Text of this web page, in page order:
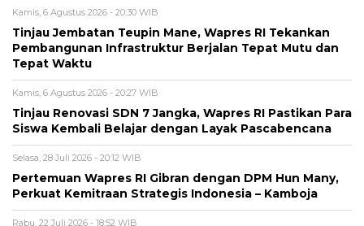
Kamis, 6 Agustus 2026 - 20:30 WIB
Tinjau Jembatan Teupin Mane, Wapres RI Tekankan
Pembangunan Infrastruktur Berjalan Tepat Mutu dan
Tepat Waktu
Kamis, 6 Agustus 2026 - 20:27 WIB
Tinjau Renovasi SDN 7 Jangka, Wapres RI Pastikan Para
Siswa Kembali Belajar dengan Layak Pascabencana
Selasa, 28 Juli 2026 - 20:12 WIB
Pertemuan Wapres RI Gibran dengan DPM Hun Many,
Perkuat Kemitraan Strategis Indonesia – Kamboja
Rabu, 22 Juli 2026 - 18:52 WIB